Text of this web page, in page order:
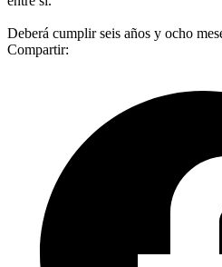
Deberá cumplir seis años y ocho
Compartir: